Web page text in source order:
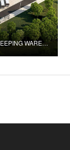
DESIGN OF HEJIANG SMALL FROZEN FRESH-KEEPING WAREHOUSE